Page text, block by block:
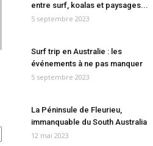
entre surf, koalas et paysages...
5 septembre 2023
Surf trip en Australie : les
événements à ne pas manquer
5 septembre 2023
La Péninsule de Fleurieu,
immanquable du South Australia
12 mai 2023